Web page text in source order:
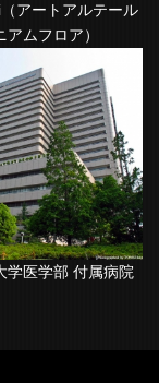
アートアルテール
アムフロア）
学医学部 付属病院